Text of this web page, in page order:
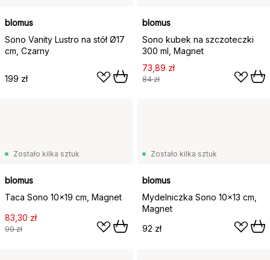
blomus
Sono Vanity Lustro na stół Ø17
cm, Czarny
199 zł
blomus
Sono kubek na szczoteczki
300 ml, Magnet
73,89 zł
84 zł
Zostało kilka sztuk
blomus
Taca Sono 10x19 cm, Magnet
83,30 zł
99 zł
Zostało kilka sztuk
blomus
Mydelniczka Sono 10x13 cm,
Magnet
92 zł